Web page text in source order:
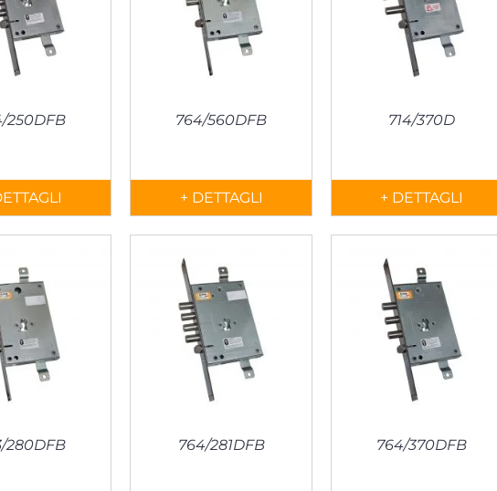
250DFB 764/560DFB
+ DETTAGLI
714/370D
+ DETTAGLI
280DFB 764/281DFB 764/370DFB